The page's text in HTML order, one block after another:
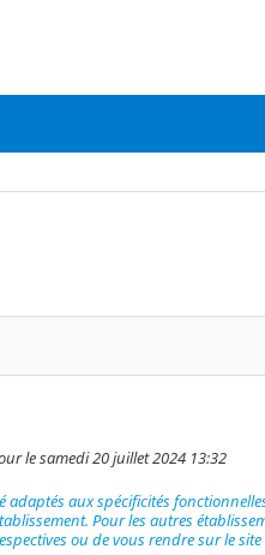
le samedi 20 juillet 2024 13:32
aux spécificités
Pour les autres
ou de vous rendre sur le site